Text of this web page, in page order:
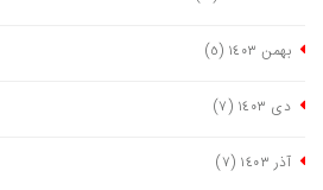
بهمن ١٤٠٣ (٥)
دی ١٤٠٣ (٧)
آذر ١٤٠٣ (٧)